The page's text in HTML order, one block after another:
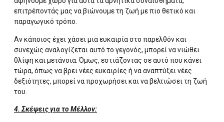
επιτρέποντάς μας να βιώνουμε τη ζωή με πιο θετικό και
παραγωγικό τρόπο.
Αν κάποιος έχει χάσει μια ευκαιρία στο παρελθόν και
συνεχώς αναλογίζεται αυτό το γεγονός, μπορεί να νιώθει
θλίψη και μετάνοια. Όμως, εστιάζοντας σε αυτό που κάνει
τώρα, όπως να βρει νέες ευκαιρίες ή να αναπτύξει νέες
δεξιότητες, μπορεί να προχωρήσει και να βελτιώσει τη ζωή
του.
4. Σκέψεις για το Μέλλον: